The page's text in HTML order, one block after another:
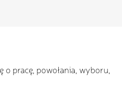
pracę, powołania, wyboru,